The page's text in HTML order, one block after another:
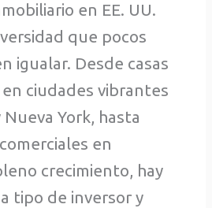
en EE. UU.
que pocos
igualar. Desde casas
ciudades vibrantes
York, hasta
en
crecimiento, hay
tipo de inversor y